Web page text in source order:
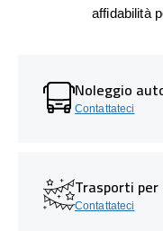
affidabilità
Noleggio
Contattateci
Trasporti
Contattateci